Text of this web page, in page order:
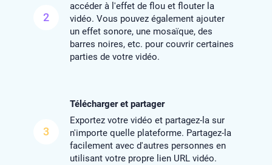
2
accéder à l'effet de flou et flouter la
vidéo. Vous pouvez également ajouter
un effet sonore, une mosaïque, des
barres noires, etc. pour couvrir certaines
parties de votre vidéo.
3
Télécharger et partager
Exportez votre vidéo et partagez-la sur
n'importe quelle plateforme. Partagez-la
facilement avec d'autres personnes en
utilisant votre propre lien URL vidéo.